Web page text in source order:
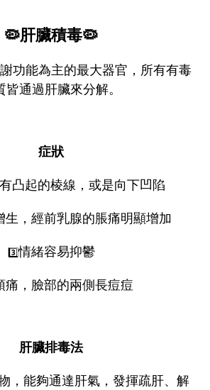
🦠肝臟積毒🦠
功能為主的最大器官，所有有毒
皆通過肝臟來分解。
症狀
凸起的棱線，或是向下凹陷
生，經前乳腺的脹痛明顯增加
3️⃣情緒容易抑鬱
痛，臉部的兩側長痘痘
肝臟排毒法
，能夠通達肝氣，發揮疏肝、解